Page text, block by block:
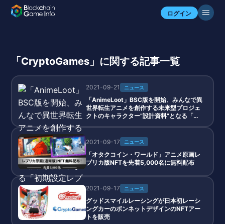
ログイン
「CryptoGames」に関する記事一覧
2021-09-21 ニュース
「AnimeLoot」BSC版を開始、みんなで異
世界転生アニメを創作する未来型プロジェ
クトのキャラクター”設計資料”となる「初
2021-09-17 ニュース
「オタクコイン・ワールド」アニメ原画レ
プリカ版NFTを先着5,000名に無料配布
2021-09-17 ニュース
グッドスマイルレーシングが日本初レーシ
ングカーのボンネットデザインのNFTアー
トを販売